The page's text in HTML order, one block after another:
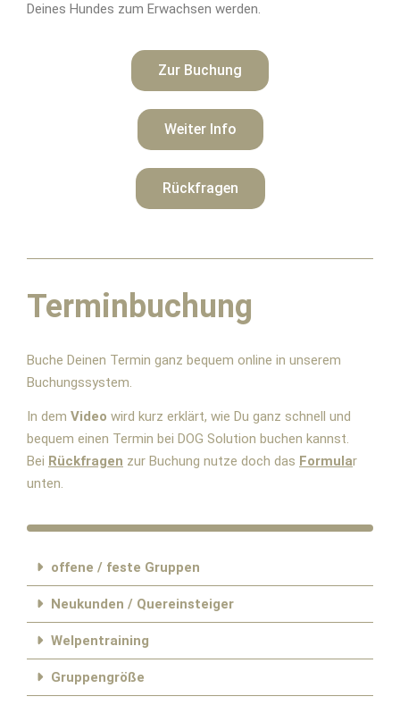
Deines Hundes zum Erwachsen werden.
Zur Buchung
Weiter Info
Rückfragen
Terminbuchung
Buche Deinen Termin ganz bequem online in unserem
Buchungssystem.
In dem Video wird kurz erklärt, wie Du ganz schnell und
bequem einen Termin bei DOG Solution buchen kannst.
Bei Rückfragen zur Buchung nutze doch das Formular
unten.
offene / feste Gruppen
Neukunden / Quereinsteiger
Welpentraining
Gruppengröße